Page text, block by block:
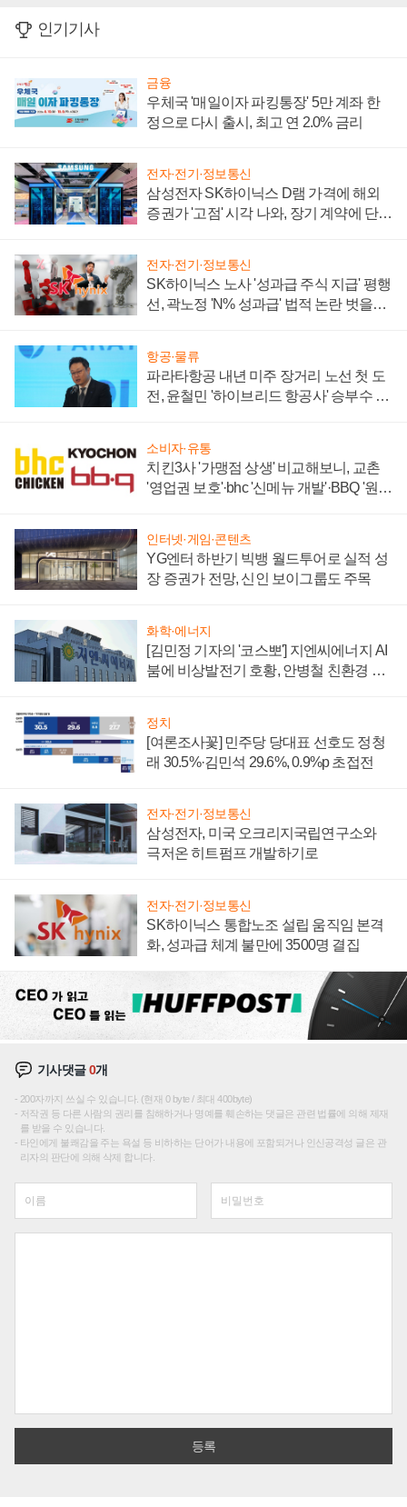
인기기사
금융
우체국 '매일이자 파킹통장' 5만 계좌 한
정으로 다시 출시, 최고 연 2.0% 금리
전자·전기·정보통신
삼성전자 SK하이닉스 D램 가격에 해외
증권가 '고점' 시각 나와, 장기 계약에 단점
전자·전기·정보통신
SK하이닉스 노사 '성과급 주식 지급' 평행
선, 곽노정 'N% 성과급' 법적 논란 벗을지
항공·물류
파라타항공 내년 미주 장거리 노선 첫 도
전, 윤철민 '하이브리드 항공사' 승부수 통
소비자·유통
치킨3사 '가맹점 상생' 비교해보니, 교촌
'영업권 보호'·bhc '신메뉴 개발'·BBQ '원가
인터넷·게임·콘텐츠
YG엔터 하반기 빅뱅 월드투어로 실적 성
장 증권가 전망, 신인 보이그룹도 주목
화학·에너지
[김민정 기자의 '코스뽀'] 지엔씨에너지 AI
붐에 비상발전기 호황, 안병철 친환경 에
정치
[여론조사꽃] 민주당 당대표 선호도 정청
래 30.5%·김민석 29.6%, 0.9%p 초접전
전자·전기·정보통신
삼성전자, 미국 오크리지국립연구소와
극저온 히트펌프 개발하기로
전자·전기·정보통신
SK하이닉스 통합노조 설립 움직임 본격
화, 성과급 체계 불만에 3500명 결집
기사댓글0개
200자까지 쓰실 수 있습니다. (현재 0 byte / 최대 400byte)
저작권 등 다른 사람의 권리를 침해하거나 명예를 훼손하는 댓글은 관련 법률에 의해 제재
를 받을 수 있습니다.
타인에게 불쾌감을 주는 욕설 등 비하하는 단어가 내용에 포함되거나 인신공격성 글은 관
리자의 판단에 의해 삭제 합니다.